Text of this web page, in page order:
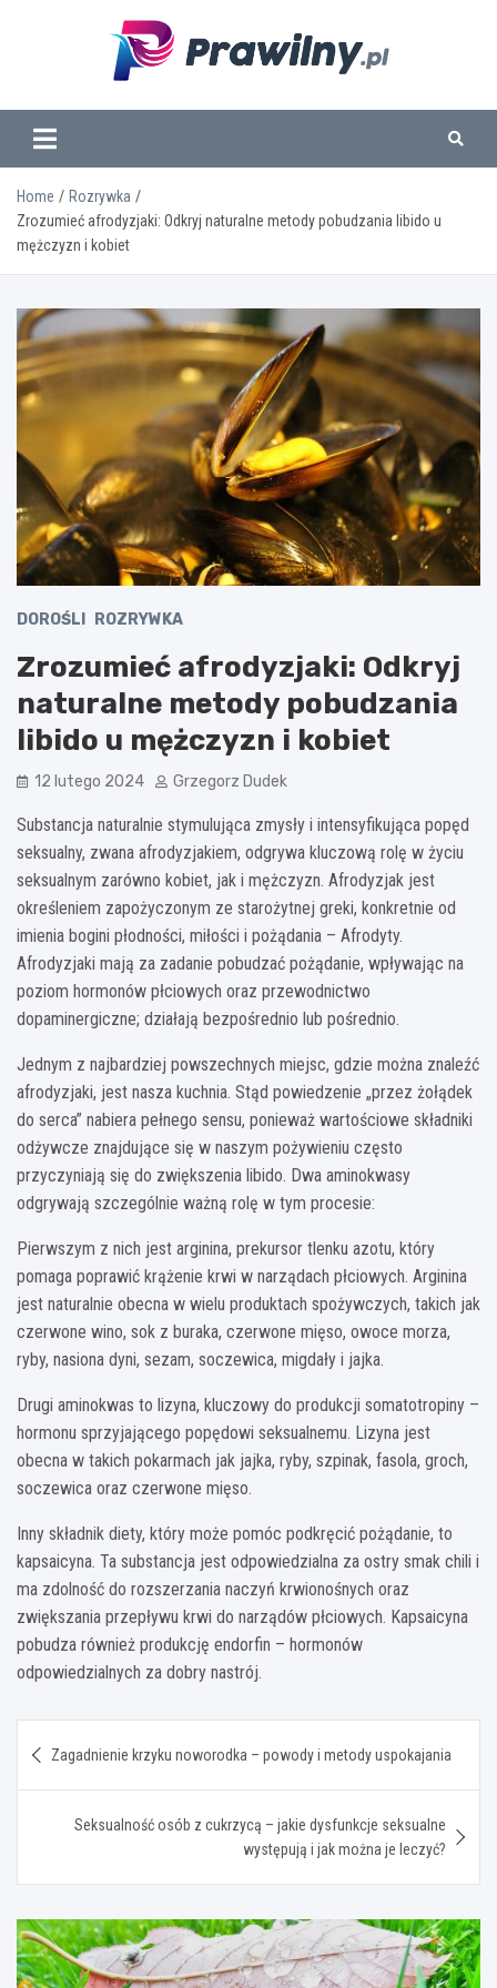
www.prawilny.pl
Home
Rozrywka
Zrozumieć afrodyzjaki: Odkryj naturalne metody pobudzania libido u
mężczyzn i kobiet
DOROŚLI ROZRYWKA
Zrozumieć afrodyzjaki: Odkryj
naturalne metody pobudzania
libido u mężczyzn i kobiet
12 lutego 2024 Grzegorz Dudek
Substancja naturalnie stymulująca zmysły i intensyfikująca popęd
seksualny, zwana afrodyzjakiem, odgrywa kluczową rolę w życiu
seksualnym zarówno kobiet, jak i mężczyzn. Afrodyzjak jest
określeniem zapożyczonym ze starożytnej greki, konkretnie od
imienia bogini płodności, miłości i pożądania – Afrodyty.
Afrodyzjaki mają za zadanie pobudzać pożądanie, wpływając na
poziom hormonów płciowych oraz przewodnictwo
dopaminergiczne; działają bezpośrednio lub pośrednio.
Jednym z najbardziej powszechnych miejsc, gdzie można znaleźć
afrodyzjaki, jest nasza kuchnia. Stąd powiedzenie „przez żołądek
do serca” nabiera pełnego sensu, ponieważ wartościowe składniki
odżywcze znajdujące się w naszym pożywieniu często
przyczyniają się do zwiększenia libido. Dwa aminokwasy
odgrywają szczególnie ważną rolę w tym procesie:
Pierwszym z nich jest arginina, prekursor tlenku azotu, który
pomaga poprawić krążenie krwi w narządach płciowych. Arginina
jest naturalnie obecna w wielu produktach spożywczych, takich jak
czerwone wino, sok z buraka, czerwone mięso, owoce morza,
ryby, nasiona dyni, sezam, soczewica, migdały i jajka.
Drugi aminokwas to lizyna, kluczowy do produkcji somatotropiny –
hormonu sprzyjającego popędowi seksualnemu. Lizyna jest
obecna w takich pokarmach jak jajka, ryby, szpinak, fasola, groch,
soczewica oraz czerwone mięso.
Inny składnik diety, który może pomóc podkręcić pożądanie, to
kapsaicyna. Ta substancja jest odpowiedzialna za ostry smak chili i
ma zdolność do rozszerzania naczyń krwionośnych oraz
zwiększania przepływu krwi do narządów płciowych. Kapsaicyna
pobudza również produkcję endorfin – hormonów
odpowiedzialnych za dobry nastrój.
wpisu
Zagadnienie krzyku noworodka – powody i metody uspokajania
Seksualność osób z cukrzycą – jakie dysfunkcje seksualne
występują i jak można je leczyć?